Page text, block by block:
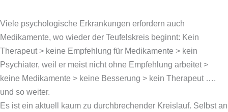
Viele psychologische Erkrankungen erfordern auch
Medikamente, wo wieder der Teufelskreis beginnt: Kein
Therapeut > keine Empfehlung für Medikamente > kein
Psychiater, weil er meist nicht ohne Empfehlung arbeitet >
keine Medikamente > keine Besserung > kein Therapeut ….
und so weiter.
Es ist ein aktuell kaum zu durchbrechender Kreislauf. Selbst an